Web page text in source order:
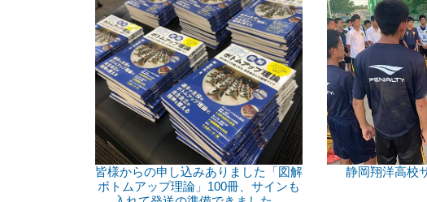
皆様からの申し込みありました「図解
ボトムアップ理論」100冊、サインも
静岡翔洋高校